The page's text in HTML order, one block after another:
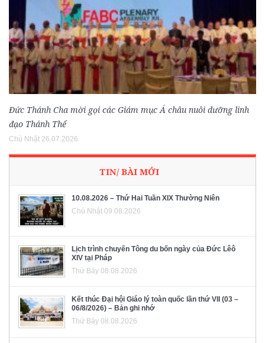
Đức Thánh Cha mời gọi các Giám mục Á châu nuôi dưỡng linh
đạo Thánh Thể
Chủ Nhật 26.07.2026
TIN/ BÀI MỚI
10.08.2026 – Thứ Hai Tuần XIX Thường Niên
Chủ Nhật 09.08.2026
Lịch trình chuyến Tông du bốn ngày của Đức Lêô
XIV tại Pháp
Thứ Bảy 08.08.2026
Kết thúc Đại hội Giáo lý toàn quốc lần thứ VII (03 –
06/8/2026) – Bản ghi nhớ
Thứ Bảy 08.08.2026